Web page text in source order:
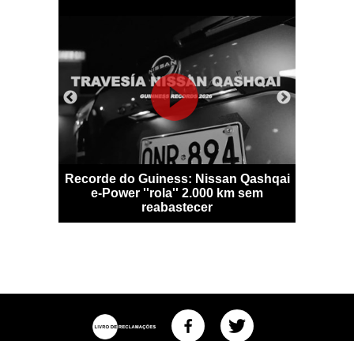
Recorde do Guiness: Nissan Qashqai
e-Power ''rola'' 2.000 km sem
reabastecer